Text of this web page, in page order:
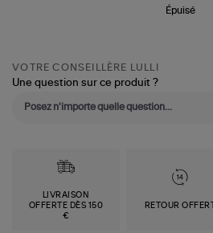
Épuisé
VOTRE CONSEILLÈRE LULLI
Une question sur ce produit ?
LIVRAISON
OFFERTE DÈS 150
€
RETOUR OFFERT